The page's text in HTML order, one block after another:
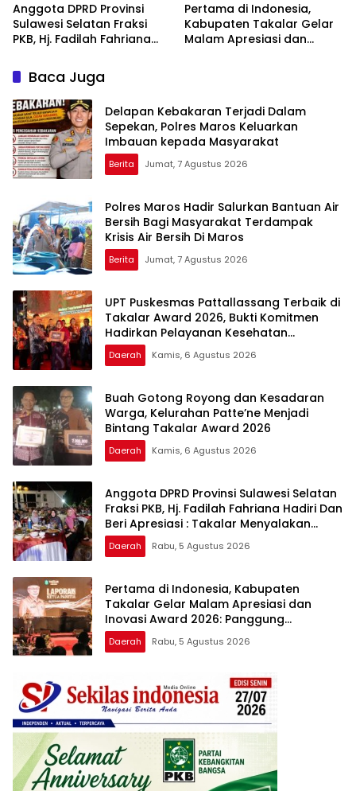
Anggota DPRD Provinsi
Sulawesi Selatan Fraksi
PKB, Hj. Fadilah Fahriana
Takalar Menyalakan
Lentera Pengabdian
Melalui Malam Apresiasi
dan Inovasi Award 2026
Pertama di Indonesia,
Kabupaten Takalar Gelar
Malam Apresiasi dan
Baca Juga
Delapan Kebakaran Terjadi Dalam
Sepekan, Polres Maros Keluarkan
Imbauan kepada Masyarakat
Berita Jumat, 7 Agustus 2026
Polres Maros Hadir Salurkan Bantuan Air
Bersih Bagi Masyarakat Terdampak
Krisis Air Bersih Di Maros
Berita Jumat, 7 Agustus 2026
UPT Puskesmas Pattallassang Terbaik di
Takalar Award 2026, Bukti Komitmen
Hadirkan Pelayanan Kesehatan
Berkualitas
Daerah Kamis, 6 Agustus 2026
Buah Gotong Royong dan Kesadaran
Warga, Kelurahan Patte’ne Menjadi
Bintang Takalar Award 2026
Daerah Kamis, 6 Agustus 2026
Anggota DPRD Provinsi Sulawesi Selatan
Fraksi PKB, Hj. Fadilah Fahriana Hadiri Dan
Beri Apresiasi : Takalar Menyalakan
Lentera Pengabdian Melalui Malam
Apresiasi dan Inovasi Award 2026
Daerah Rabu, 5 Agustus 2026
Pertama di Indonesia, Kabupaten
Takalar Gelar Malam Apresiasi dan
Inovasi Award 2026: Panggung
Penghargaan bagi Pelayan Publik
Berprestasi
Daerah Rabu, 5 Agustus 2026